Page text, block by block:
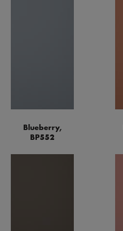
Blueberry,
BP552